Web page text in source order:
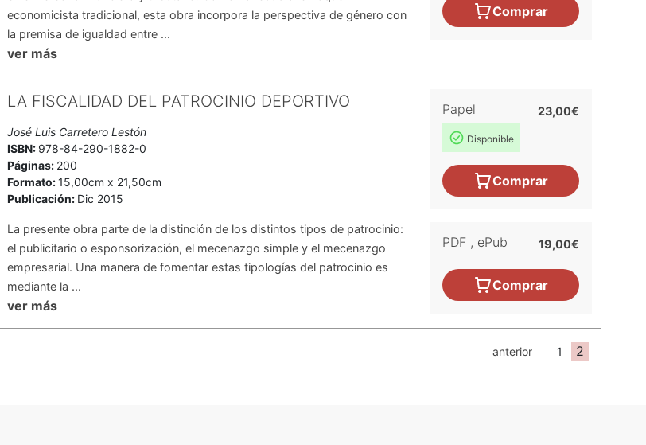
economicista tradicional, esta obra incorpora la perspectiva de género con
la premisa de igualdad entre ...
ver más
Comprar
LA FISCALIDAD DEL PATROCINIO DEPORTIVO
José Luis Carretero Lestón
ISBN: 978-84-290-1882-0
Páginas: 200
Formato:15,00cm x 21,50cm
Publicación: Dic 2015
La presente obra parte de la distinción de los distintos tipos de patrocinio:
el publicitario o esponsorización, el mecenazgo simple y el mecenazgo
empresarial. Una manera de fomentar estas tipologías del patrocinio es
mediante la ...
ver más
Papel
Disponible
23,00€
Comprar
PDF , ePub 19,00€
Comprar
anterior 1 2